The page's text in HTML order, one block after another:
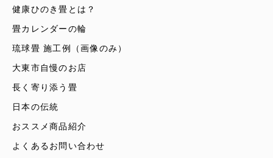
健康ひのき畳とは？
畳カレンダーの輪
琉球畳 施工例（画像のみ）
大東市自慢のお店
長く寄り添う畳
日本の伝統
おススメ商品紹介
よくあるお問い合わせ